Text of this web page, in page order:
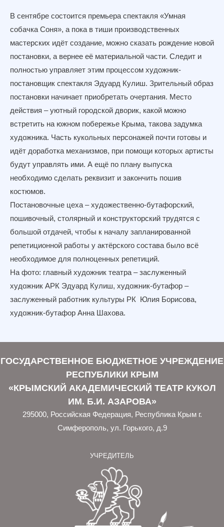
В сентябре состоится премьера спектакля «Умная
собачка Соня», а пока в тиши производственных
мастерских идёт создание, можно сказать рождение новой
постановки, а вернее её материальной части. Следит и
полностью управляет этим процессом художник-
постановщик спектакля Эдуард Кулиш. Зрительный образ
постановки начинает приобретать очертания. Место
действия – уютный городской дворик, какой можно
встретить на южном побережье Крыма, такова задумка
художника. Часть кукольных персонажей почти готовы и
идёт доработка механизмов, при помощи которых артисты
будут управлять ими. А ещё по плану выпуска
необходимо сделать реквизит и закончить пошив
костюмов.
Постановочные цеха – художественно-бутафорский,
пошивочный, столярный и конструкторский трудятся с
большой отдачей, чтобы к началу запланированной
репетиционной работы у актёрского состава было всё
необходимое для полноценных репетиций.
На фото: главный художник театра – заслуженный
художник АРК Эдуард Кулиш, художник-бутафор –
заслуженный работник культуры РК Юлия Борисова,
художник-бутафор Анна Шахова.
ГОСУДАРСТВЕННОЕ БЮДЖЕТНОЕ УЧРЕЖДЕНИЕ
РЕСПУБЛИКИ КРЫМ
«КРЫМСКИЙ АКАДЕМИЧЕСКИЙ ТЕАТР КУКОЛ
ИМ. Б.И. АЗАРОВА»
295000, Российская Федерация, Республика Крым г.
Симферополь, ул. Горького, д.9
УЧРЕДИТЕЛЬ